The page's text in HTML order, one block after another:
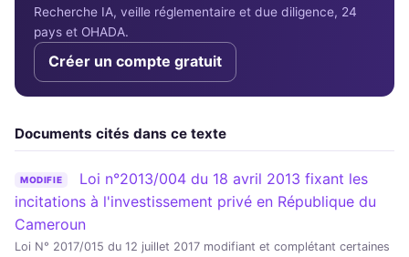
Recherche IA, veille réglementaire et due diligence, 24
pays et OHADA.
Créer un compte gratuit
Documents cités dans ce texte
MODIFIE
Loi n°2013/004 du 18 avril 2013 fixant les
incitations à l'investissement privé en République du
Cameroun
Loi N° 2017/015 du 12 juillet 2017 modifiant et complétant certaines